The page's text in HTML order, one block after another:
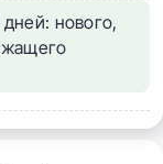
нового,